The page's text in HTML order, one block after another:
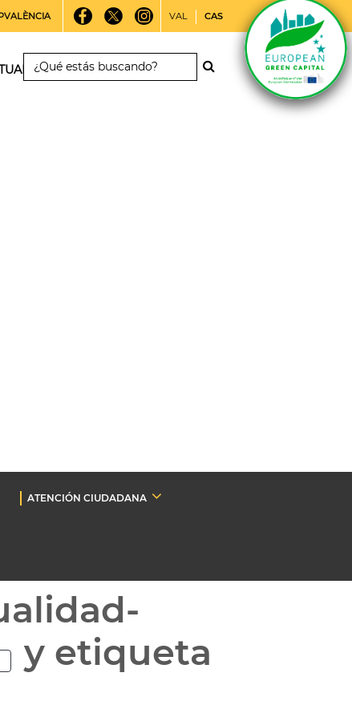
VAL CAS
ATENCIÓN CIUDADANA
y etiqueta